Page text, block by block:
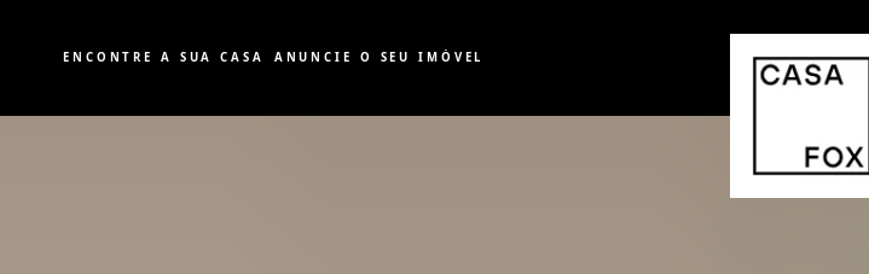
ENCONTRE A SUA CASA ANUNCIE O SEU IMÓVEL